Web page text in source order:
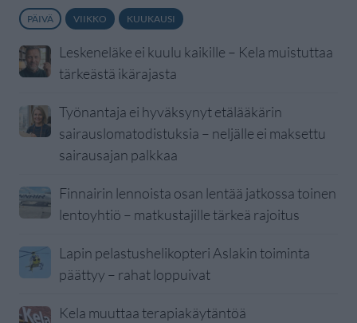
PÄIVÄ VIIKKO KUUKAUSI
Leskeneläke ei kuulu kaikille – Kela muistuttaa
tärkeästä ikärajasta
Työnantaja ei hyväksynyt etälääkärin
sairauslomatodistuksia – neljälle ei maksettu
sairausajan palkkaa
Finnairin lennoista osan lentää jatkossa toinen
lentoyhtiö – matkustajille tärkeä rajoitus
Lapin pelastushelikopteri Aslakin toiminta
päättyy – rahat loppuivat
Kela muuttaa terapiakäytäntöä